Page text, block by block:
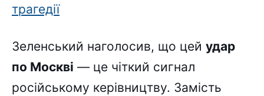
трагедії
Зеленський наголосив, що цей удар
по Москві — це чіткий сигнал
російському керівництву. Замість